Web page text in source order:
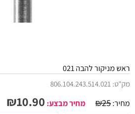
ראש מניקור להבה 021
מק"ט: 806.104.243.514.021
מחיר: ₪25 מחיר מבצע: ₪10.90